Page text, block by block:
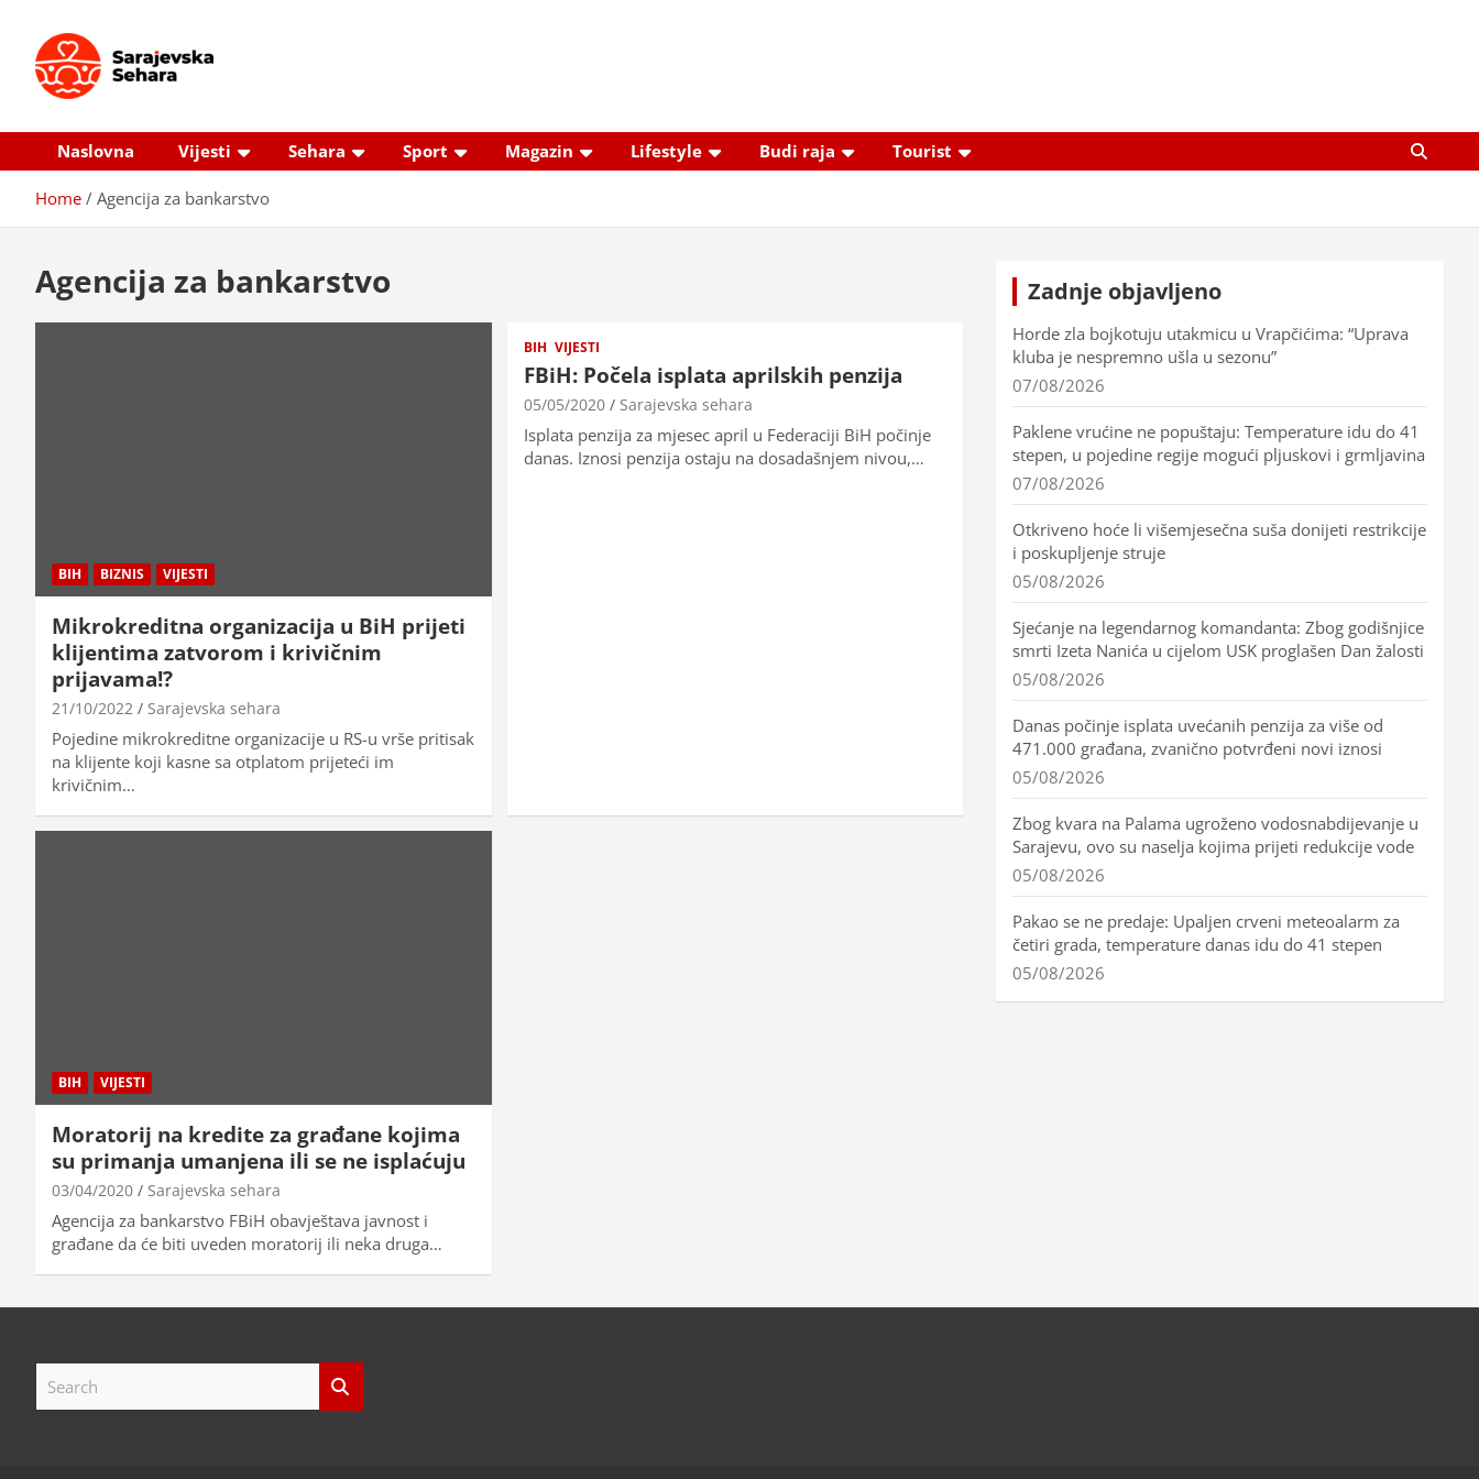
content
Sarajevska sehara
Naslovna
Vijesti Sehara Sport Magazin Lifestyle Budi raja Tourist
Home Agencija za bankarstvo
Agencija za bankarstvo
BIH BIZNIS VIJESTI
Mikrokreditna organizacija u BiH prijeti
klijentima zatvorom i krivičnim
prijavama!?
21/10/2022 Sarajevska sehara
Pojedine mikrokreditne organizacije u RS-u vrše pritisak
na klijente koji kasne sa otplatom prijeteći im
krivičnim…
BIH VIJESTI
FBiH: Počela isplata aprilskih penzija
05/05/2020 Sarajevska sehara
Isplata penzija za mjesec april u Federaciji BiH počinje
danas. Iznosi penzija ostaju na dosadašnjem nivou,…
BIH VIJESTI
Moratorij na kredite za građane kojima
su primanja umanjena ili se ne isplaćuju
03/04/2020 Sarajevska sehara
Agencija za bankarstvo FBiH obavještava javnost i
građane da će biti uveden moratorij ili neka druga…
Zadnje objavljeno
Horde zla bojkotuju utakmicu u Vrapčićima: “Uprava
kluba je nespremno ušla u sezonu”
07/08/2026
Paklene vrućine ne popuštaju: Temperature idu do 41
stepen, u pojedine regije mogući pljuskovi i grmljavina
07/08/2026
Otkriveno hoće li višemjesečna suša donijeti restrikcije
i poskupljenje struje
05/08/2026
Sjećanje na legendarnog komandanta: Zbog godišnjice
smrti Izeta Nanića u cijelom USK proglašen Dan žalosti
05/08/2026
Danas počinje isplata uvećanih penzija za više od
471.000 građana, zvanično potvrđeni novi iznosi
05/08/2026
Zbog kvara na Palama ugroženo vodosnabdijevanje u
Sarajevu, ovo su naselja kojima prijeti redukcije vode
05/08/2026
Pakao se ne predaje: Upaljen crveni meteoalarm za
četiri grada, temperature danas idu do 41 stepen
05/08/2026